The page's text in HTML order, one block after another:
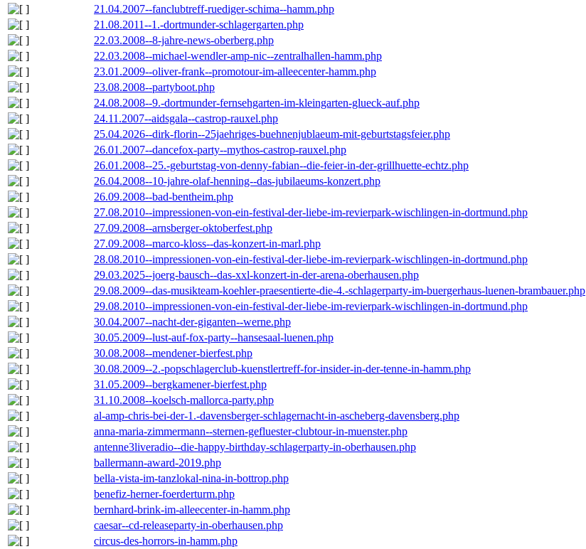
21.04.2007--fanclubtreff-ruediger-schima--hamm.php
21.08.2011--1.-dortmunder-schlagergarten.php
22.03.2008--8-jahre-news-oberberg.php
22.03.2008--michael-wendler-amp-nic--zentralhallen-hamm.php
23.01.2009--oliver-frank--promotour-im-alleecenter-hamm.php
23.08.2008--partyboot.php
24.08.2008--9.-dortmunder-fernsehgarten-im-kleingarten-glueck-auf.php
24.11.2007--aidsgala--castrop-rauxel.php
25.04.2026--dirk-florin--25jaehriges-buehnenjublaeum-mit-geburtstagsfeier.php
26.01.2007--dancefox-party--mythos-castrop-rauxel.php
26.01.2008--25.-geburtstag-von-denny-fabian--die-feier-in-der-grillhuette-echtz.php
26.04.2008--10-jahre-olaf-henning--das-jubilaeums-konzert.php
26.09.2008--bad-bentheim.php
27.08.2010--impressionen-von-ein-festival-der-liebe-im-revierpark-wischlingen-in-dortmund.php
27.09.2008--arnsberger-oktoberfest.php
27.09.2008--marco-kloss--das-konzert-in-marl.php
28.08.2010--impressionen-von-ein-festival-der-liebe-im-revierpark-wischlingen-in-dortmund.php
29.03.2025--joerg-bausch--das-xxl-konzert-in-der-arena-oberhausen.php
29.08.2009--das-musikteam-koehler-praesentierte-die-4.-schlagerparty-im-buergerhaus-luenen-brambauer.php
29.08.2010--impressionen-von-ein-festival-der-liebe-im-revierpark-wischlingen-in-dortmund.php
30.04.2007--nacht-der-giganten--werne.php
30.05.2009--lust-auf-fox-party--hansesaal-luenen.php
30.08.2008--mendener-bierfest.php
30.08.2009--2.-popschlagerclub-kuenstlertreff-for-insider-in-der-tenne-in-hamm.php
31.05.2009--bergkamener-bierfest.php
31.10.2008--koelsch-mallorca-party.php
al-amp-chris-bei-der-1.-davensberger-schlagernacht-in-ascheberg-davensberg.php
anna-maria-zimmermann--sternen-gefluester-clubtour-in-muenster.php
antenne3liveradio--die-happy-birthday-schlagerparty-in-oberhausen.php
ballermann-award-2019.php
bella-vista-im-tanzlokal-nina-in-bottrop.php
benefiz-herner-foerderturm.php
bernhard-brink-im-alleecenter-in-hamm.php
caesar--cd-releaseparty-in-oberhausen.php
circus-des-horrors-in-hamm.php